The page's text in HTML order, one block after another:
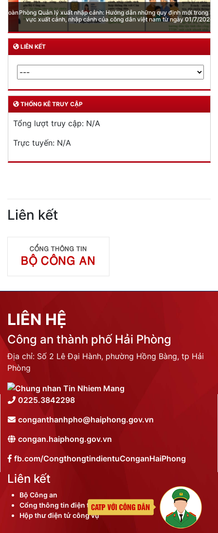
Phòng Quản lý xuất nhập cảnh: Hướng dẫn những quy định mới trong lĩnh
vực xuất cảnh, nhập cảnh của công dân việt nam từ ngày 01/7/2026
LIÊN KẾT
THỐNG KÊ TRUY CẬP
Tổng lượt truy cập: N/A
Trực tuyến: N/A
Liên kết
LIÊN HỆ
Công an thành phố Hải Phòng
Địa chỉ: Số 2 Lê Đại Hành, phường Hồng Bàng, tp Hải
Phòng
0225.3842298
conganthanhpho@haiphong.gov.vn
congan.haiphong.gov.vn
fb.com/CongthongtindientuConganHaiPhong
Liên kết
Bộ Công an
Cổng thông tin điện tử thành phố
Hộp thư điện tử công vụ